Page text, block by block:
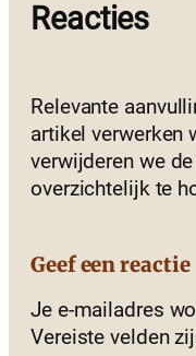
Reacties
Relevante
artikel verwerken
verwijderen we
overzichtelijk te
Geef een reactie
Je e-mailadres
Vereiste velden